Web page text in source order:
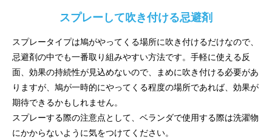
スプレーして吹き付ける忌避剤
スプレータイプは鳩がやってくる場所に吹き付けるだけなので、
忌避剤の中でも一番取り組みやすい方法です。手軽に使える反
面、効果の持続性が見込めないので、まめに吹き付ける必要があ
りますが、鳩が一時的にやってくる程度の場所であれば、効果が
期待できるかもしれません。
スプレーする際の注意点として、ベランダで使用する際は洗濯物
にかからないように気をつけてください。